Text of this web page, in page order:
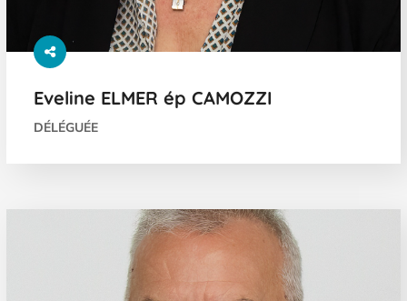
Eveline ELMER ép CAMOZZI
DÉLÉGUÉE